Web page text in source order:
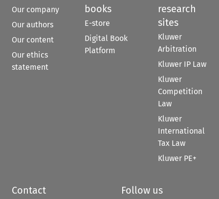
Our company
Our authors
Our content
Our ethics
statement
books
E-store
Digital Book
Platform
research
sites
Kluwer
Arbitration
Kluwer IP Law
Kluwer
Competition
Law
Kluwer
International
Tax Law
Kluwer PE+
Contact Follow us